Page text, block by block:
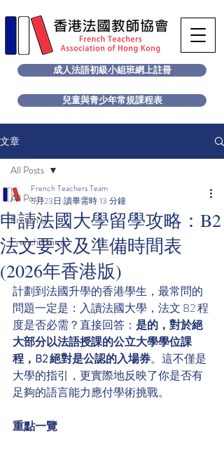
成人法語初級小組班網上註冊
兒童與青少年常規課程表
文章
All Posts
French B
French Exams
All Posts
申請法國大學留學攻略：B2
法文要求及準備時間表
(2026年香港版)
French Teachers Team
5月23日 讀畢需時 13 分鐘
計劃到法國升學的香港學生，最常問的
問題一定是：入讀法國大學，法文 B2 程
度是否必需？直接回答： 是的，對於絕
大部分以法語授課的公立大學學位課
程，B2 絕對是公認的入場券。這不僅是
大學的指引，更實際地反映了你是否有
足夠的語言能力應付學術挑戰。
重點一覽